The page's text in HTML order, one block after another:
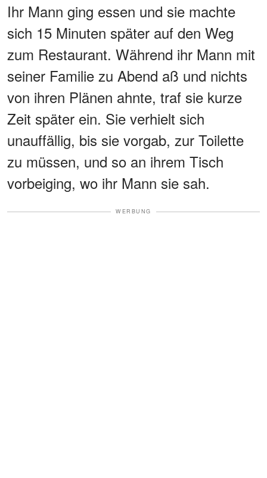
Ihr Mann ging essen und sie machte
sich 15 Minuten später auf den Weg
zum Restaurant. Während ihr Mann mit
seiner Familie zu Abend aß und nichts
von ihren Plänen ahnte, traf sie kurze
Zeit später ein. Sie verhielt sich
unauffällig, bis sie vorgab, zur Toilette
zu müssen, und so an ihrem Tisch
vorbeiging, wo ihr Mann sie sah.
WERBUNG